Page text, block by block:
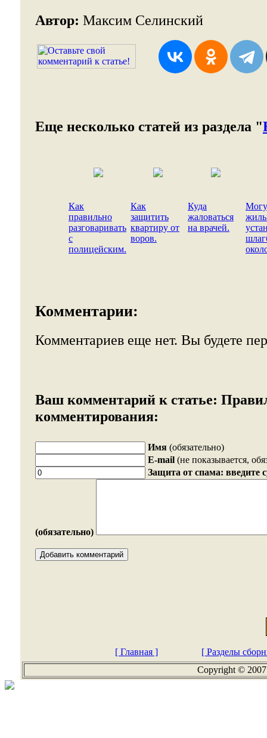
Автор: Максим Селинский
Еще несколько статей из раздела "
Как
правильно
разговаривать
с
полицейским.
Как
защитить
квартиру от
воров.
Куда
жаловаться
на врачей.
Комментарии:
Комментариев еще нет. Вы будете
Ваш комментарий к статье:
комментирования:
Имя (обязательно)
E-mail (не показывается,
Защита от спама: введите
(обязательно)
[ Главная ]
[ Разделы
Copyright ©